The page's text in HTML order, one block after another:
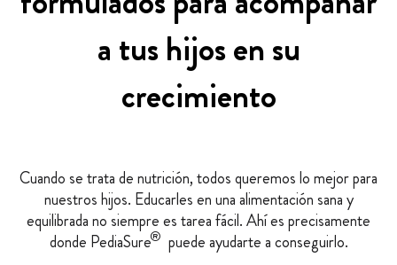
a tus hijos en su
crecimiento
Cuando se trata de nutrición, todos queremos lo mejor para
nuestros hijos. Educarles en una alimentación sana y
equilibrada no siempre es tarea fácil. Ahí es precisamente
donde PediaSure® puede ayudarte a conseguirlo.